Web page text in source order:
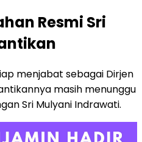
Resmi Sri
menjabat sebagai Dirjen
masih menunggu
Sri Mulyani Indrawati.